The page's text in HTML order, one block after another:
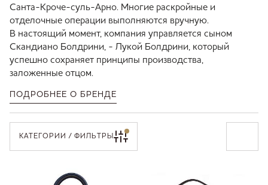
Санта-Кроче-суль-Арно. Многие раскройные и
отделочные операции выполняются вручную.
В настоящий момент, компания управляется сыном
Скандиано Болдрини, - Лукой Болдрини, который
успешно сохраняет принципы производства,
заложенные отцом.
ПОДРОБНЕЕ О БРЕНДЕ
КАТЕГОРИИ / ФИЛЬТРЫ